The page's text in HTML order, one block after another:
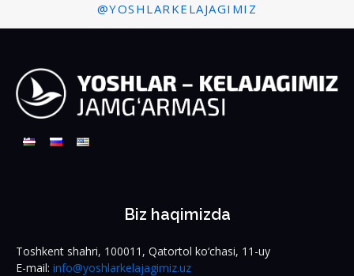
@YOSHLARKELAJAGIMIZ
Biz haqimizda
Toshkent shahri, 100011, Qatortol ko‘chasi, 11-uy
E-mail: info@yoshlarkelajagimiz.uz